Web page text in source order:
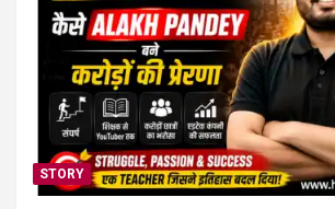
STORY